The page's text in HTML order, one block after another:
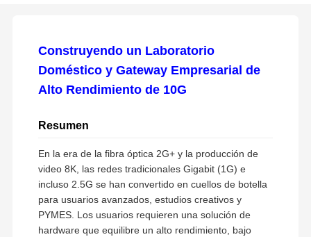
Construyendo un Laboratorio
Doméstico y Gateway Empresarial de
Alto Rendimiento de 10G
Resumen
En la era de la fibra óptica 2G+ y la producción de
video 8K, las redes tradicionales Gigabit (1G) e
incluso 2.5G se han convertido en cuellos de botella
para usuarios avanzados, estudios creativos y
PYMES. Los usuarios requieren una solución de
hardware que equilibre un alto rendimiento, bajo